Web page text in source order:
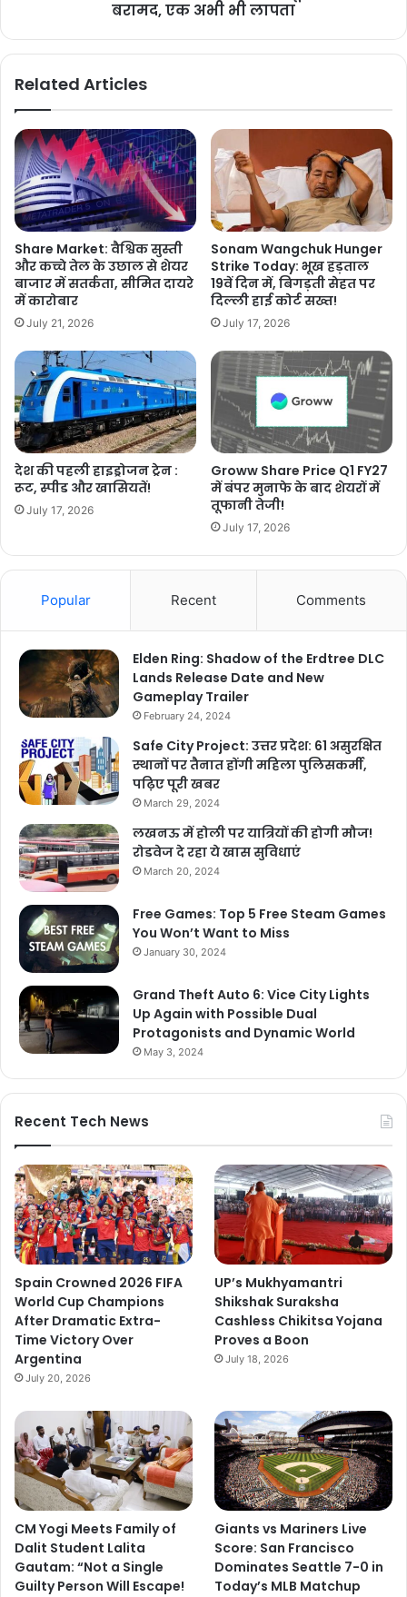
बरामद, एक अभी भी लापता
Related Articles
Share Market: वैश्विक सुस्ती
और कच्चे तेल के उछाल से शेयर
बाजार में सतर्कता, सीमित दायरे
में कारोबार
July 21, 2026
Sonam Wangchuk Hunger
Strike Today: भूख हड़ताल
19वें दिन में, बिगड़ती सेहत पर
दिल्ली हाई कोर्ट सख्त!
July 17, 2026
देश की पहली हाइड्रोजन ट्रेन :
रूट, स्पीड और खासियतें!
July 17, 2026
Groww Share Price Q1 FY27
में बंपर मुनाफे के बाद शेयरों में
तूफानी तेजी!
July 17, 2026
Popular Recent Comments
Elden Ring: Shadow of the Erdtree DLC
Lands Release Date and New
Gameplay Trailer
February 24, 2024
Safe City Project: उत्तर प्रदेश: 61 असुरक्षित
स्थानों पर तैनात होंगी महिला पुलिसकर्मी,
पढ़िए पूरी खबर
March 29, 2024
लखनऊ में होली पर यात्रियों की होगी मौज!
रोडवेज दे रहा ये खास सुविधाएं
March 20, 2024
Free Games: Top 5 Free Steam Games
You Won’t Want to Miss
January 30, 2024
Grand Theft Auto 6: Vice City Lights
Up Again with Possible Dual
Protagonists and Dynamic World
May 3, 2024
Recent Tech News
Spain Crowned 2026 FIFA
World Cup Champions
After Dramatic Extra-
Time Victory Over
Argentina
July 20, 2026
UP’s Mukhyamantri
Shikshak Suraksha
Cashless Chikitsa Yojana
Proves a Boon
July 18, 2026
CM Yogi Meets Family of
Dalit Student Lalita
Gautam: “Not a Single
Guilty Person Will Escape!
Giants vs Mariners Live
Score: San Francisco
Dominates Seattle 7-0 in
Today’s MLB Matchup